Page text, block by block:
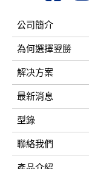
公司簡介
為何選擇翌勝
解决方案
最新消息
型錄
聯絡我們